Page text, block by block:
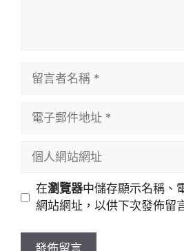
址
站
址
在瀏覽器中儲存顯示名稱、
網站網址，以供下次發佈留